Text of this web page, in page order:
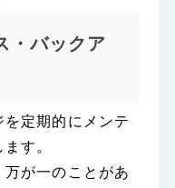
・バックア
定期的にメンテ
す。
が一のことがあ